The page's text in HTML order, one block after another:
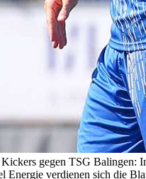
Kickers gegen TSG Balingen:
Energie verdienen sich die